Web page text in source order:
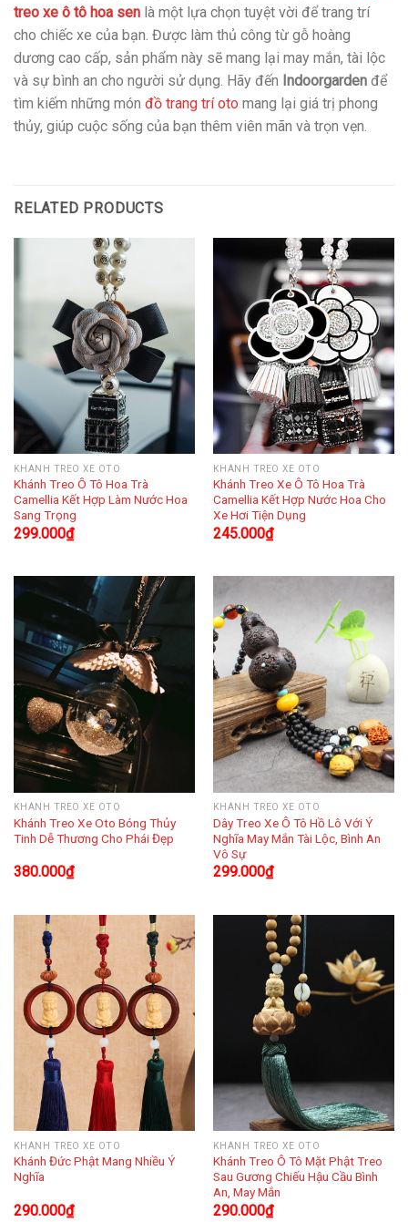
treo xe ô tô hoa sen là một lựa chọn tuyệt vời để trang trí
cho chiếc xe của bạn. Được làm thủ công từ gỗ hoàng
dương cao cấp, sản phẩm này sẽ mang lại may mắn, tài lộc
và sự bình an cho người sử dụng. Hãy đến Indoorgarden để
tìm kiếm những món đồ trang trí oto mang lại giá trị phong
thủy, giúp cuộc sống của bạn thêm viên mãn và trọn vẹn.
RELATED PRODUCTS
KHÁNH TREO XE OTO
Khánh Treo Ô Tô Hoa Trà
Camellia Kết Hợp Làm Nước Hoa
Sang Trọng
299.000₫
KHÁNH TREO XE OTO
Khánh Treo Xe Ô Tô Hoa Trà
Camellia Kết Hợp Nước Hoa Cho
Xe Hơi Tiện Dụng
245.000₫
KHÁNH TREO XE OTO
Khánh Treo Xe Oto Bóng Thủy
Tinh Dễ Thương Cho Phái Đẹp
380.000₫
KHÁNH TREO XE OTO
Dây Treo Xe Ô Tô Hồ Lô Với Ý
Nghĩa May Mắn Tài Lộc, Bình An
Vô Sự
299.000₫
KHÁNH TREO XE OTO
Khánh Đức Phật Mang Nhiều Ý
Nghĩa
290.000₫
KHÁNH TREO XE OTO
Khánh Treo Ô Tô Mặt Phật Treo
Sau Gương Chiếu Hậu Cầu Bình
An, May Mắn
290.000₫